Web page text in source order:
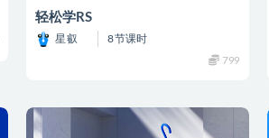
轻松学RS
星叡
8节课时
799